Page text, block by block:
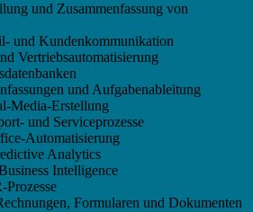
und Zusammenfassung von
und Kundenkommunikation
Vertriebsautomatisierung
und Aufgabenableitung
Media-Erstellung
und Serviceprozesse
Automatisierung
Analytics
Intelligence
Formularen und Dokumenten